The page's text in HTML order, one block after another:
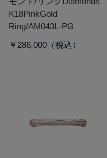
K18PinkGold
Ring/AM043L-PG
￥286,000